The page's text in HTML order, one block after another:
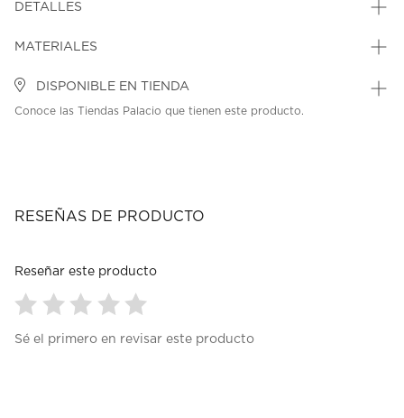
DETALLES
MATERIALES
DISPONIBLE EN TIENDA
Conoce las Tiendas Palacio que tienen este producto.
RESEÑAS DE PRODUCTO
Reseñar este producto
paraparaparaparapara
Sé el primero en revisar este producto